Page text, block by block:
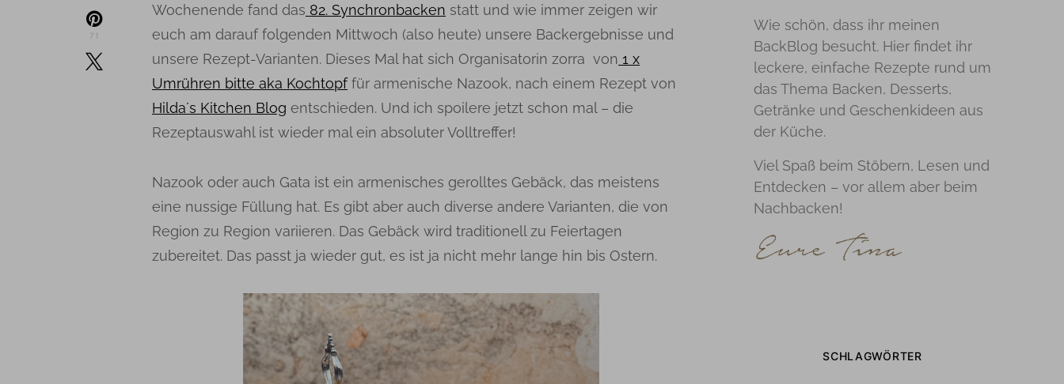
71
Wochenende fand das 82. Synchronbacken statt und wie immer zeigen wir
euch am darauf folgenden Mittwoch (also heute) unsere Backergebnisse und
unsere Rezept-Varianten. Dieses Mal hat sich Organisatorin zorra von 1 x
Umrühren bitte aka Kochtopffür armenische Nazook, nach einem Rezept von
Hilda´s Kitchen Blog entschieden. Und ich spoilere jetzt schon mal – die
Rezeptauswahl ist wieder mal ein absoluter Volltreffer!
Nazook oder auch Gata ist ein armenisches gerolltes Gebäck, das meistens
eine nussige Füllung hat. Es gibt aber auch diverse andere Varianten, die von
Region zu Region variieren. Das Gebäck wird traditionell zu Feiertagen
zubereitet. Das passt ja wieder gut, es ist ja nicht mehr lange hin bis Ostern.
Wie schön, dass ihr meinen
BackBlog besucht. Hier findet ihr
leckere, einfache Rezepte rund um
das Thema Backen, Desserts,
Getränke und Geschenkideen aus
der Küche.
Viel Spaß beim Stöbern, Lesen und
Entdecken – vor allem aber beim
Nachbacken!
SCHLAGWÖRTER